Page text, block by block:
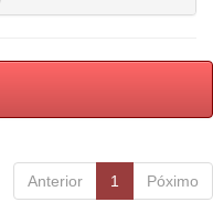
Anterior 1 Póximo